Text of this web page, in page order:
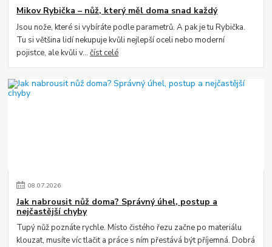
Mikov Rybička – nůž, který měl doma snad každý
Jsou nože, které si vybíráte podle parametrů. A pak je tu Rybička.
Tu si většina lidí nekupuje kvůli nejlepší oceli nebo moderní
pojistce, ale kvůli v...číst celé
08.07.2026
Jak nabrousit nůž doma? Správný úhel, postup a
nejčastější chyby
Tupý nůž poznáte rychle. Místo čistého řezu začne po materiálu
klouzat, musíte víc tlačit a práce s ním přestává být příjemná. Dobrá